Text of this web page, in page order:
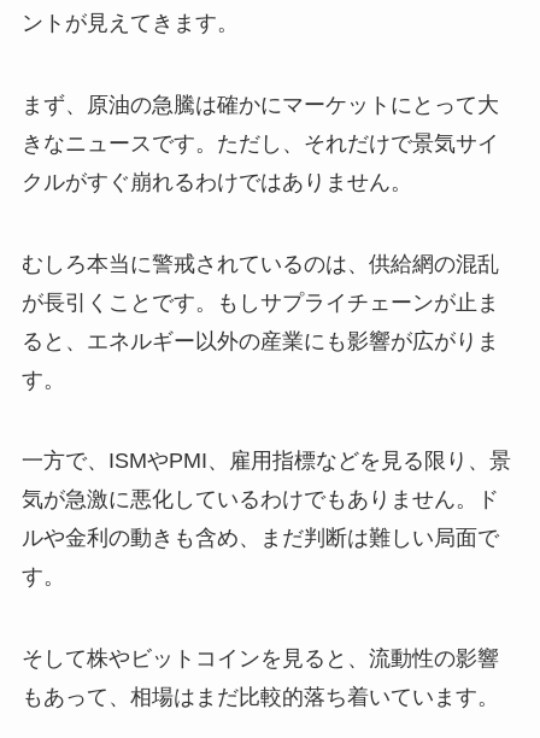
ントが見えてきます。
まず、原油の急騰は確かにマーケットにとって大
きなニュースです。ただし、それだけで景気サイ
クルがすぐ崩れるわけではありません。
むしろ本当に警戒されているのは、供給網の混乱
が長引くことです。もしサプライチェーンが止ま
ると、エネルギー以外の産業にも影響が広がりま
す。
一方で、ISMやPMI、雇用指標などを見る限り、景
気が急激に悪化しているわけでもありません。ド
ルや金利の動きも含め、まだ判断は難しい局面で
す。
そして株やビットコインを見ると、流動性の影響
もあって、相場はまだ比較的落ち着いています。